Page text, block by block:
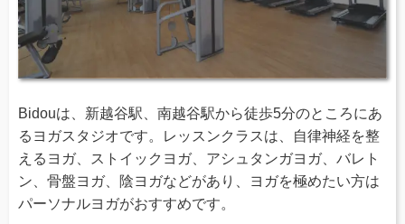
Bidouは、新越谷駅、南越谷駅から徒歩5分のところにあ
るヨガスタジオです。レッスンクラスは、自律神経を整
えるヨガ、ストイックヨガ、アシュタンガヨガ、バレト
ン、骨盤ヨガ、陰ヨガなどがあり、ヨガを極めたい方は
パーソナルヨガがおすすめです。